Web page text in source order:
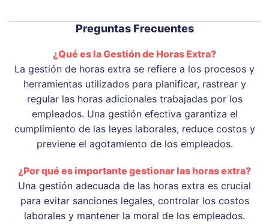
Preguntas Frecuentes
¿Qué es la Gestión de Horas Extra?
La gestión de horas extra se refiere a los procesos y
herramientas utilizados para planificar, rastrear y
regular las horas adicionales trabajadas por los
empleados. Una gestión efectiva garantiza el
cumplimiento de las leyes laborales, reduce costos y
previene el agotamiento de los empleados.
¿Por qué es importante gestionar las horas extra?
Una gestión adecuada de las horas extra es crucial
para evitar sanciones legales, controlar los costos
laborales y mantener la moral de los empleados.